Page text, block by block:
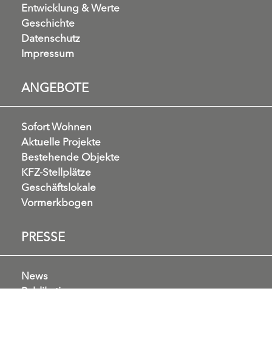
Entwicklung & Werte
Geschichte
Datenschutz
Impressum
ANGEBOTE
Sofort Wohnen
Aktuelle Projekte
Bestehende Objekte
KFZ-Stellplätze
Geschäftslokale
Vormerkbogen
PRESSE
News
Publikationen